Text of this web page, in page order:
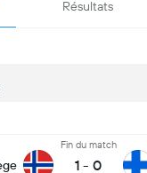
Résultats
Fin du match
1 - 0